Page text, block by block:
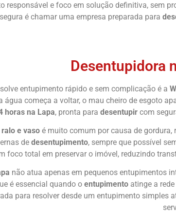
responsável e foco em solução definitiva, sem
é chamar uma empresa preparada para
Desentupidora
entupimento rápido e sem complicação é a
começa a voltar, o mau cheiro de esgoto
horas na Lapa, pronta para desentupir com
e vaso é muito comum por causa de gordura,
de desentupimento, sempre que possível
foco total em preservar o imóvel, reduzindo
não atua apenas em pequenos entupimentos
é essencial quando o entupimento atinge a
para resolver desde um entupimento simples